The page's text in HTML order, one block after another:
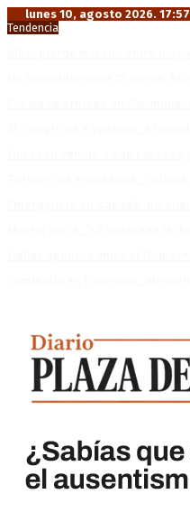
lunes 10, agosto 2026. 17:57
Tendencia